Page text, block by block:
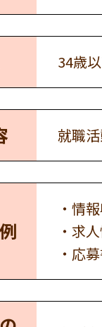
34歳
就職
・情
・求
・応